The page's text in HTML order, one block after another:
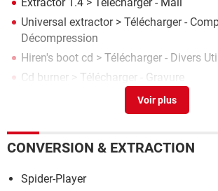
Universal extractor> Télécharger -
Décompression
Hiren's boot cd > Télécharger - Divers
Cd burner > Télécharger - Gravure
> Télécharger -
CONVERSION & EXTRACTION
Spider-Player